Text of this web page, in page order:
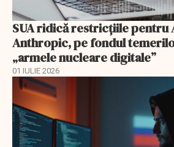
SUA ridică restricțiile pentru
Anthropic, pe fondul
„armele nucleare digitale”
01 IULIE 2026